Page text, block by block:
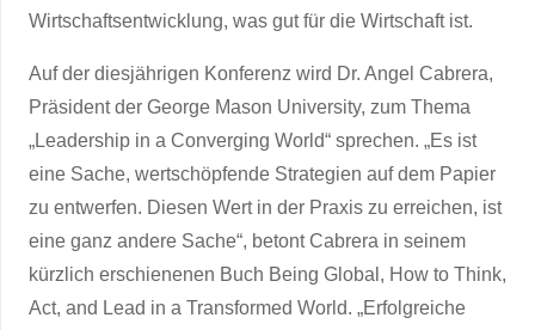
Wirtschaftsentwicklung, was gut für die Wirtschaft ist.
Auf der diesjährigen Konferenz wird Dr. Angel Cabrera,
Präsident der George Mason University, zum Thema
„Leadership in a Converging World“ sprechen. „Es ist
eine Sache, wertschöpfende Strategien auf dem Papier
zu entwerfen. Diesen Wert in der Praxis zu erreichen, ist
eine ganz andere Sache“, betont Cabrera in seinem
kürzlich erschienenen Buch Being Global, How to Think,
Act, and Lead in a Transformed World. „Erfolgreiche